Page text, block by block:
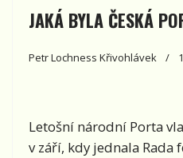
JAKÁ BYLA ČESKÁ
Petr Lochness Křivohlávek
Letošní národní Porta
v září, kdy jednala Rada